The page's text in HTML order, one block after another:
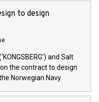
to design
and Salt
the contract to design
Norwegian Navy.